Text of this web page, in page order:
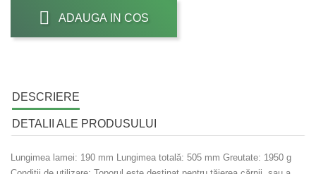
ADAUGA IN COS
DESCRIERE
DETALII ALE PRODUSULUI
Lungimea lamei: 190 mm Lungimea totală: 505 mm Greutate: 1950 g